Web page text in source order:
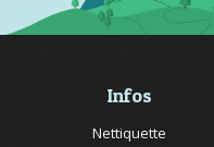
Infos
Nettiquette